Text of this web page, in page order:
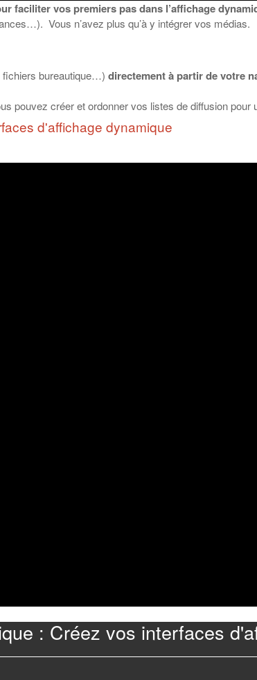
faciliter vos premiers pas dans l’affichage
Vous n’avez plus qu’à y intégrer vos médias.
fichiers bureautique…) directement à partir de votre
pouvez créer et ordonner vos listes de diffusion
d'affichage dynamique
: Créez vos interfaces